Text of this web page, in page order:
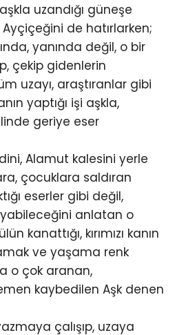
uzandığı güneşe
de hatırlarken;
yanında değil, o bir
çekip gidenlerin
uzayı, araştıranlar gibi
yaptığı işi aşkla,
geriye eser
Alamut kalesini yerle
çocuklara saldıran
eserler gibi değil,
anlatan o
kanattığı, kırımızı kanın
ve yaşama renk
o çok aranan,
kaybedilen Aşk denen
çalışıp, uzaya